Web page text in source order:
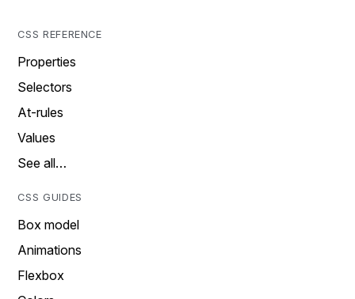
CSS REFERENCE
Properties
Selectors
At-rules
Values
See all…
CSS GUIDES
Box model
Animations
Flexbox